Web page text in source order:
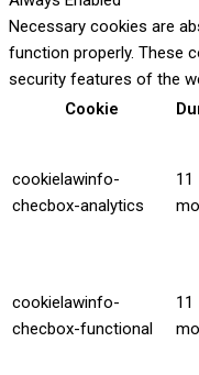
Necessary cookies are
function properly. These
security features of the
Cookie
cookielawinfo-
checbox-analytics
11
cookielawinfo-
checbox-functional
11